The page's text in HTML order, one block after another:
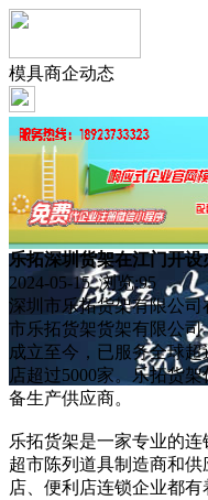
模具商企动态
乐拓深圳货架在江门开
2024-05-15 浏览:95
深圳市乐拓货架有限公司
市乐拓货架货架有限公
成立至今，已服务全球
店超过5000家。乐拓货
备生产供应商。
乐拓货架是一家专业的
超市陈列道具制造商和
店、便利店连锁企业都